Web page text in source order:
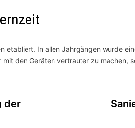
etabliert. In allen Jahrgängen wurde
den Geräten vertrauter zu machen,
der